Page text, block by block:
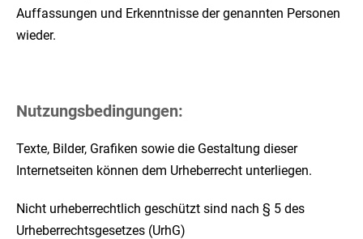
Auffassungen und Erkenntnisse der genannten Personen
wieder.
Nutzungsbedingungen:
Texte, Bilder, Grafiken sowie die Gestaltung dieser
Internetseiten können dem Urheberrecht unterliegen.
Nicht urheberrechtlich geschützt sind nach § 5 des
Urheberrechtsgesetzes (UrhG)